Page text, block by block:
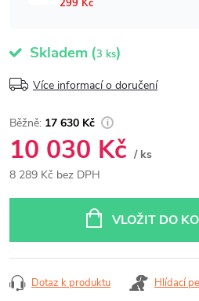
Skladem (3 ks)
Více informací o doručení
17 630 Kč
10 030 Kč / ks
8 289 Kč bez DPH
VLOŽIT DO
Dotaz k produktu Hlídací